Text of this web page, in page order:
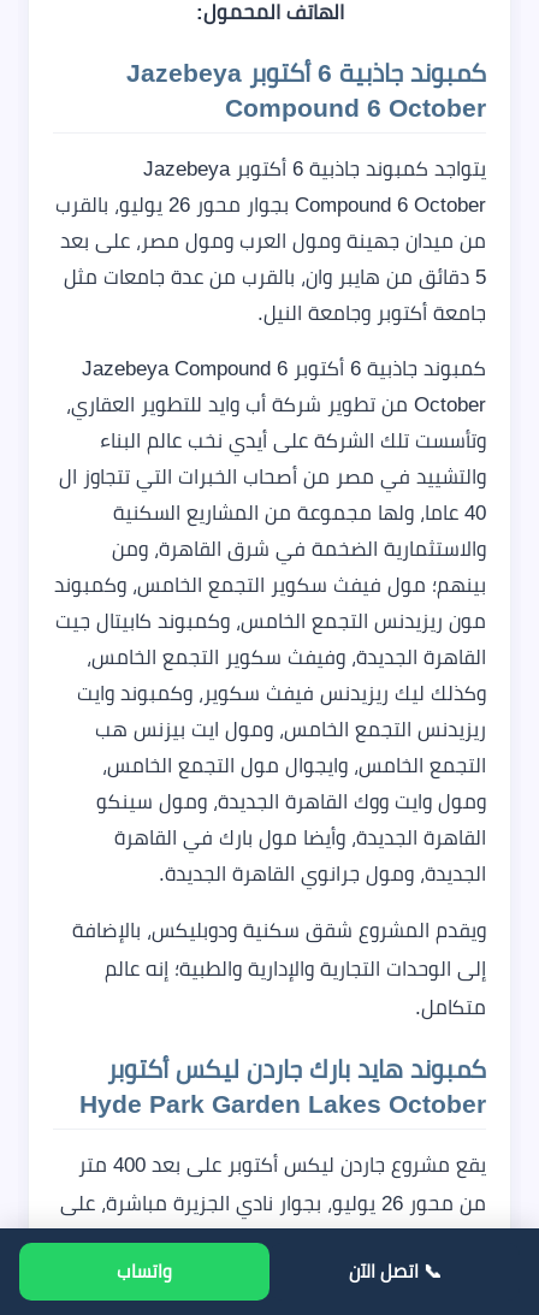
الهاتف المحمول:
كمبوند جاذبية 6 أكتوبر Jazebeya
Compound 6 October
يتواجد كمبوند جاذبية 6 أكتوبر Jazebeya
Compound 6 October بجوار محور 26 يوليو، بالقرب
من ميدان جهينة ومول العرب ومول مصر، على بعد
5 دقائق من هايبر وان، بالقرب من عدة جامعات مثل
جامعة أكتوبر وجامعة النيل.
كمبوند جاذبية 6 أكتوبر Jazebeya Compound 6
October من تطوير شركة أب وايد للتطوير العقاري،
وتأسست تلك الشركة على أيدي نخب عالم البناء
والتشييد في مصر من أصحاب الخبرات التي تتجاوز ال
40 عاما، ولها مجموعة من المشاريع السكنية
والاستثمارية الضخمة في شرق القاهرة، ومن
بينهم؛ مول فيفث سكوير التجمع الخامس، وكمبوند
مون ريزيدنس التجمع الخامس، وكمبوند كابيتال جيت
القاهرة الجديدة، وفيفث سكوير التجمع الخامس،
وكذلك ليك ريزيدنس فيفث سكوير، وكمبوند وايت
ريزيدنس التجمع الخامس، ومول ايت بيزنس هب
التجمع الخامس، وايجوال مول التجمع الخامس،
ومول وايت ووك القاهرة الجديدة، ومول سينكو
القاهرة الجديدة، وأيضا مول بارك في القاهرة
الجديدة، ومول جرانوي القاهرة الجديدة.
ويقدم المشروع شقق سكنية ودوبليكس، بالإضافة
إلى الوحدات التجارية والإدارية والطبية؛ إنه عالم
متكامل.
كمبوند هايد بارك جاردن ليكسأكتوبر
Hyde Park Garden Lakes October
يقع مشروع جاردن ليكس أكتوبر على بعد 400 متر
من محور 26 يوليو، بجوار نادي الجزيرة مباشرة، على
بعد 3 دقائق من محور 26 يوليو، وبالقرب من مول
العرب ومول مصر وأيضا هايبر وان، وعلى بعد مسافة
📞 اتصل الآن واتساب